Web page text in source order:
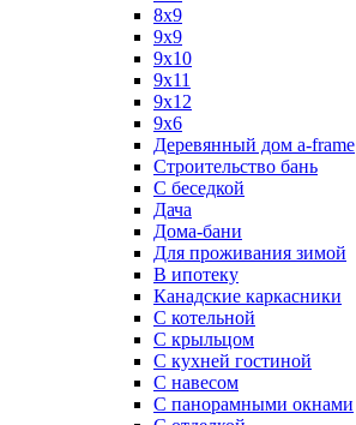
8х9
9x9
9х10
9х11
9х12
9х6
Деревянный дом a-frame
Строительство бань
С беседкой
Дача
Дома-бани
Для проживания зимой
В ипотеку
Канадские каркасники
С котельной
С крыльцом
С кухней гостиной
С навесом
С панорамными окнами